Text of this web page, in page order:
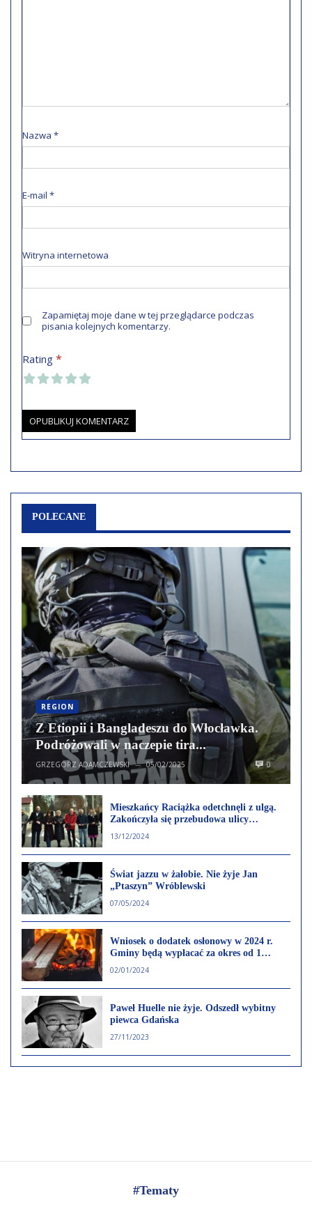
Nazwa *
E-mail *
Witryna internetowa
Zapamiętaj moje dane w tej przeglądarce podczas
pisania kolejnych komentarzy.
Rating *
POLECANE
REGION
Z Etiopii i Bangladeszu do Włocławka.
Podróżowali w naczepie tira...
GRZEGORZ ADAMCZEWSKI — 05/02/2025 0
Mieszkańcy Raciążka odetchnęli z ulgą.
Zakończyła się przebudowa ulicy
Zamkowej
13/12/2024
Świat jazzu w żałobie. Nie żyje Jan
„Ptaszyn” Wróblewski
07/05/2024
Wniosek o dodatek osłonowy w 2024 r.
Gminy będą wypłacać za okres od 1
stycznia do końca czerwca 2024 r.
02/01/2024
Paweł Huelle nie żyje. Odszedł wybitny
piewca Gdańska
27/11/2023
#Tematy